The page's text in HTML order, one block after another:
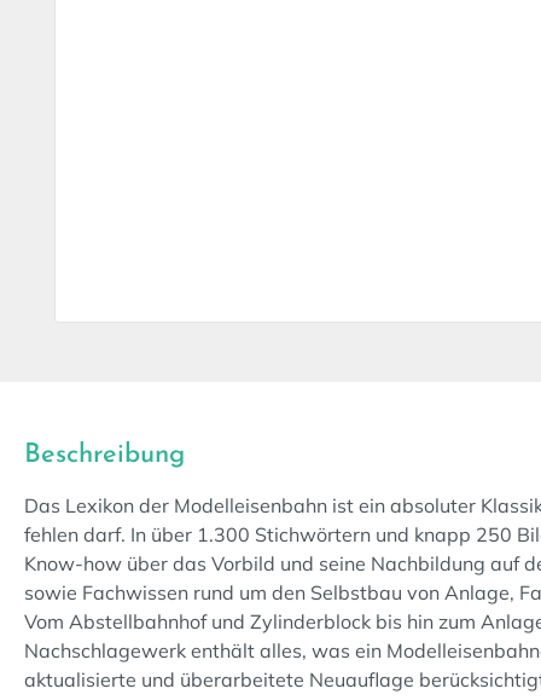
Beschreibung
Das Lexikon der Modelleisenbahn ist ein absoluter
fehlen darf. In über 1.300 Stichwörtern und knapp 250
Know-how über das Vorbild und seine Nachbildung auf
sowie Fachwissen rund um den Selbstbau von Anlage,
Vom Abstellbahnhof und Zylinderblock bis hin zum
Nachschlagewerk enthält alles, was ein
aktualisierte und überarbeitete Neuauflage